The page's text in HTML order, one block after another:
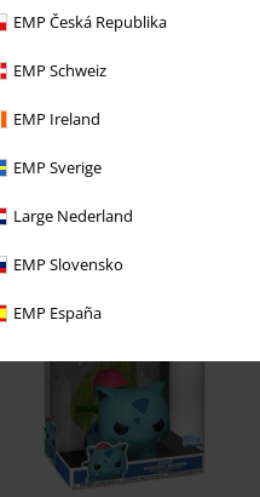
EMP Česká Republika
EMP Schweiz
EMP Ireland
EMP Sverige
Large Nederland
EMP Slovensko
EMP España
€ 19,99
PlayStation Logo
Portemonnee